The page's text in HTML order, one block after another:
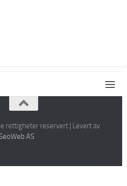
rettigheter reservert | Levert av
AS